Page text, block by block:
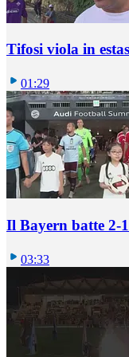
Tifosi viola in
01:29
Il Bayern batte 2-
03:33